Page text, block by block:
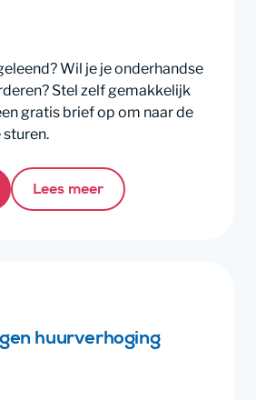
Wil je je onderhandse
Stel zelf gemakkelijk
gratis brief op om naar de
Lees meer
huurverhoging